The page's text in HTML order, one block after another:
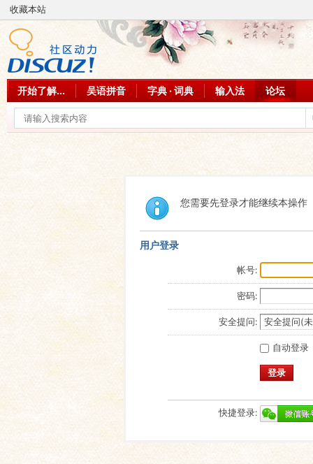
收藏本站
开始了解... 吴语拼音 字典 · 词典 输入法 论坛
您需要先登录才能继续本操作
用户登录
帐号:
密码:
安全提问:
自动登录
登录
快捷登录: